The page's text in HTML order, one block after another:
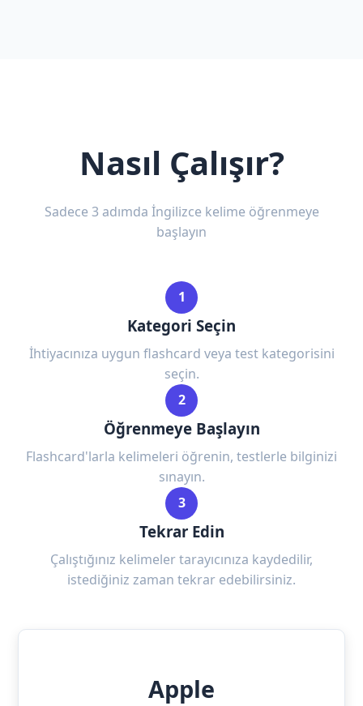
Nasıl Çalışır?
Sadece 3 adımda İngilizce kelime öğrenmeye
başlayın
1
Kategori Seçin
İhtiyacınıza uygun flashcard veya test kategorisini
seçin.
2
Öğrenmeye Başlayın
Flashcard'larla kelimeleri öğrenin, testlerle bilginizi
sınayın.
3
Tekrar Edin
Çalıştığınız kelimeler tarayıcınıza kaydedilir,
istediğiniz zaman tekrar edebilirsiniz.
Apple